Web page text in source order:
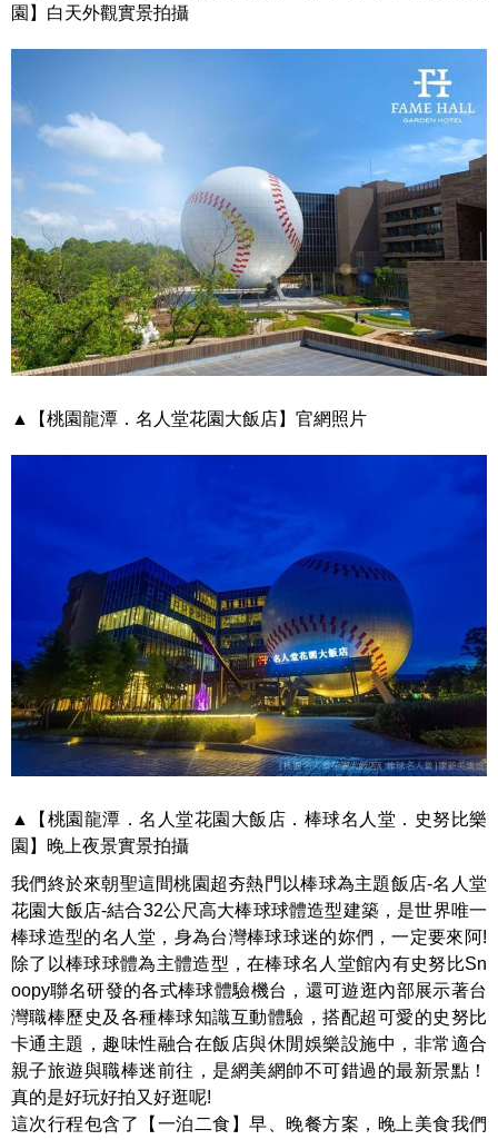
園】白天外觀實景拍攝
▲【桃園龍潭．名人堂花園大飯店】官網照片
▲【桃園龍潭．名人堂花園大飯店．棒球名人堂．史努比樂
園】晚上夜景實景拍攝
我們終於來朝聖這間桃園超夯熱門以棒球為主題飯店-名人堂
花園大飯店-結合32公尺高大棒球球體造型建築，是世界唯一
棒球造型的名人堂，身為台灣棒球球迷的妳們，一定要來阿!
除了以棒球球體為主體造型，在棒球名人堂館內有史努比Sn
oopy聯名研發的各式棒球體驗機台，還可遊逛內部展示著台
灣職棒歷史及各種棒球知識互動體驗，搭配超可愛的史努比
卡通主題，趣味性融合在飯店與休閒娛樂設施中，非常適合
親子旅遊與職棒迷前往，是網美網帥不可錯過的最新景點！
真的是好玩好拍又好逛呢!
這次行程包含了【一泊二食】早、晚餐方案，晚上美食我們